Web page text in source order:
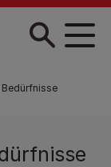
Bedürfnisse